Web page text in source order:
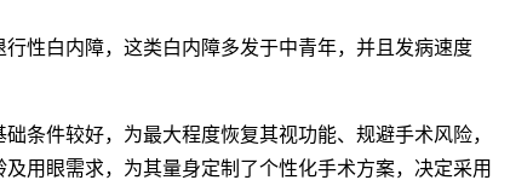
性白内障，这类白内障多发于中青年，并且发病速度
条件较好，为最大程度恢复其视功能、规避手术风险，
用眼需求，为其量身定制了个性化手术方案，决定采用